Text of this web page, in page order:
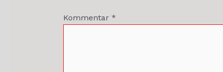
Kommentar *